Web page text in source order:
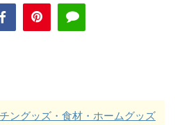
ングッズ・食材・ホームグッズ